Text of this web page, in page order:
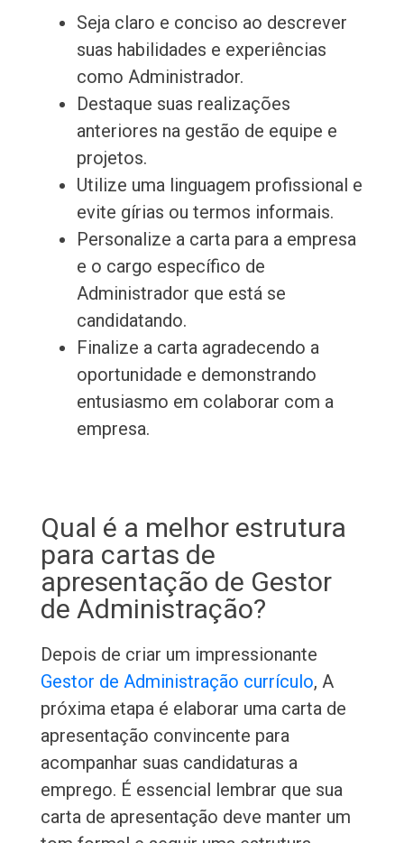
Seja claro e conciso ao descrever
suas habilidades e experiências
como Administrador.
Destaque suas realizações
anteriores na gestão de equipe e
projetos.
Utilize uma linguagem profissional e
evite gírias ou termos informais.
Personalize a carta para a empresa
e o cargo específico de
Administrador que está se
candidatando.
Finalize a carta agradecendo a
oportunidade e demonstrando
entusiasmo em colaborar com a
empresa.
Qual é a melhor estrutura
para cartas de
apresentação de Gestor
de Administração?
Depois de criar um impressionante
Gestor de Administração currículo, A
próxima etapa é elaborar uma carta de
apresentação convincente para
acompanhar suas candidaturas a
emprego. É essencial lembrar que sua
carta de apresentação deve manter um